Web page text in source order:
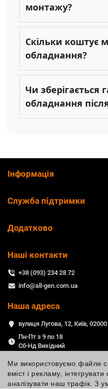
монтажу?
Скільки коштує
обладнання?
Чи зберігається
обладнання
Ми використовуємо файли
вміст і рекламу,
аналізувати наш трафік. З
Інформація
Служба підтримки
Додатково
Наші контакти
+38 (093) 234 28 72
info@all-gen.com.ua
Наша адреса
вулиця Лугова, 12, Київ, 02000
Пн-Пт з 9 по 18
Сб-Нд Вихідний